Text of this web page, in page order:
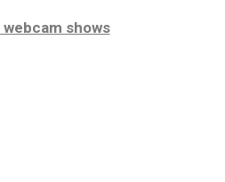
shows